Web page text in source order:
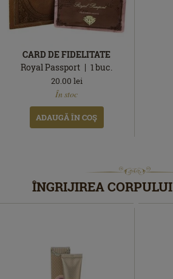
CARD DE FIDELITATE
Royal Passport
1buc.
20.00 lei
În stoc
ADAUGĂ ÎN COŞ
ÎNGRIJIREA CORPULUI